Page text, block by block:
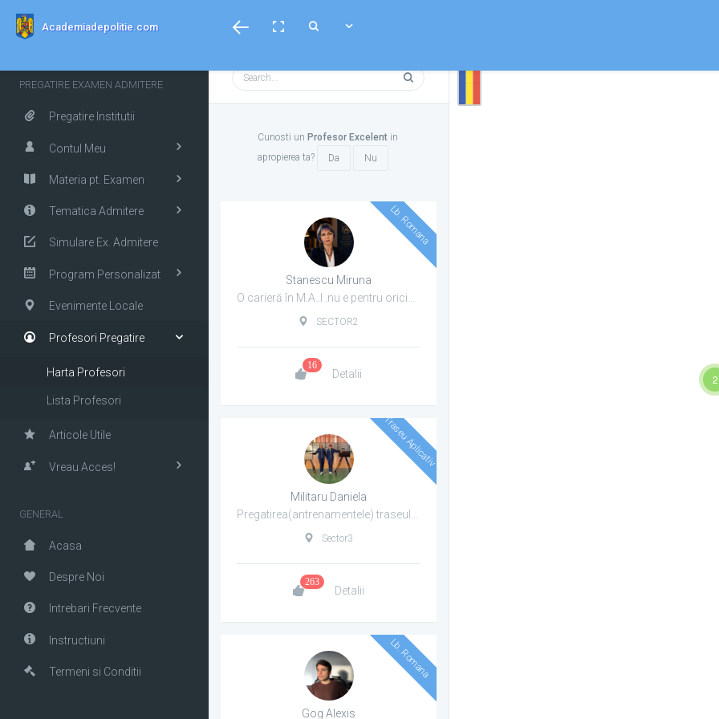
Academiadepolitie.com Toggle
Toggle
Toggle
PREGATIRE EXAMEN ADMITERE
Pregatire Institutii
Contul Meu
Materia pt. Examen
Tematica Admitere
Simulare Ex. Admitere
Program Personalizat
Evenimente Locale
Profesori Pregatire
Harta Profesori
Lista Profesori
Articole Utile
Vreau Acces!
GENERAL
Acasa
Despre Noi
Intrebari Frecvente
Instructiuni
Termeni si Conditii
Cunosti un Profesor Excelent in
apropierea ta?
Da Nu
Lb. Romana
Stanescu Miruna
SECTOR2
16
Detalii
Traseu Aplicativ
Militaru Daniela
Sector3
263
Detalii
Lb. Romana
Gog Alexis
2